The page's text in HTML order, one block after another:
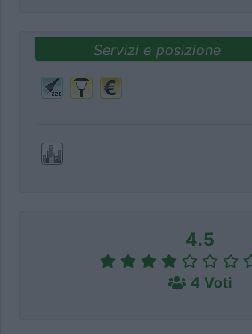
Servizi e posizione
4.5
4 Voti